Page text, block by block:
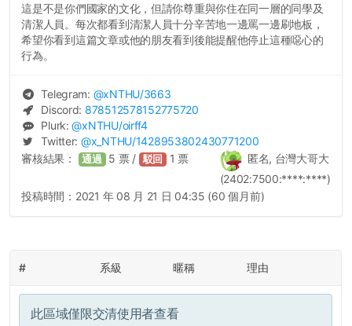
這是不是你們國家的文化，但請你尊重與你住在同一層的同學及
清潔人員。每次都看到清潔人員十分辛苦地一邊罵一邊刷地板，
希望你看到這篇文章或他的朋友看到後能提醒他停止這種噁心的
行為。
Telegram: @xNTHU/3663
Discord: 878512578152775720
Plurk:@xNTHU/oirff4
Twitter: @x_NTHU/1428953802430771200
匿名, 台灣大哥大
(2402:7500:****:****)
審核結果： 通過 5 票 / 駁回 1 票
投稿時間： 2021 年 08 月 21 日 04:35 (60 個月前)
# 系級 暱稱 理由
此區域僅限交清使用者查看